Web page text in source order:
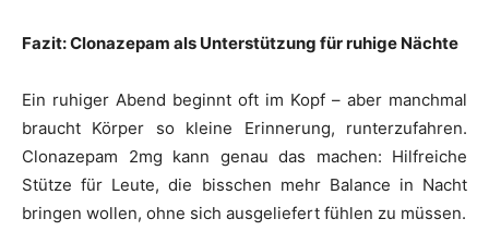
Fazit: Clonazepam als Unterstützung für ruhige Nächte
Ein ruhiger Abend beginnt oft im Kopf – aber manchmal
braucht Körper so kleine Erinnerung, runterzufahren.
Clonazepam 2mg kann genau das machen: Hilfreiche
Stütze für Leute, die bisschen mehr Balance in Nacht
bringen wollen, ohne sich ausgeliefert fühlen zu müssen.